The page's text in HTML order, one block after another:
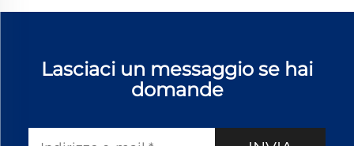
Lasciaci un messaggio se hai
domande